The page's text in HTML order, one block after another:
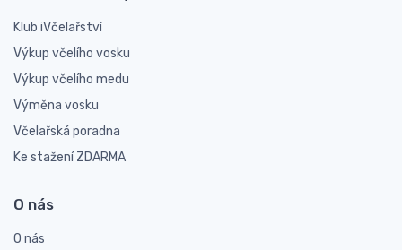
Klub iVčelařství
Výkup včelího vosku
Výkup včelího medu
Výměna vosku
Včelařská poradna
Ke stažení ZDARMA
O nás
O nás